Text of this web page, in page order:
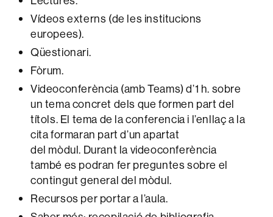
Vídeos externs (de les institucions
europees).
Qüestionari.
Fòrum.
Videoconferència (amb Teams) d’1 h. sobre
un tema concret dels que formen part del
títols. El tema de la conferencia i l’enllaç a la
cita formaran part d’un apartat
del mòdul. Durant la videoconferència
també es podran fer preguntes sobre el
contingut general del mòdul.
Recursos per portar a l’aula.